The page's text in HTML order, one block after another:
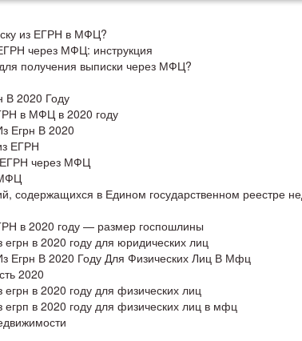
из ЕГРН в МФЦ?
через МФЦ: инструкция
получения выписки через МФЦ?
В 2020 Году
в МФЦ в 2020 году
Егрн В 2020
ЕГРН
ЕГРН через МФЦ
содержащихся в Едином государственном реестре
в 2020 году — размер госпошлины
егрн в 2020 году для юридических лиц
Егрн В 2020 Году Для Физических Лиц В Мфц
2020
егрн в 2020 году для физических лиц
егрп в 2020 году для физических лиц в мфц